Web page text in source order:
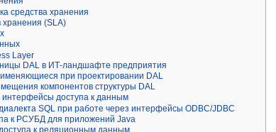
средства хранения
хранения (SLA)
Layer
DAL в ИТ-ландшафте предприятия
при проектировании DAL
компонентов структуры DAL
доступа к данным
SQL при работе через интерфейсы ODBC/JDBC
к РСУБД для приложений Java
к реляционным данным